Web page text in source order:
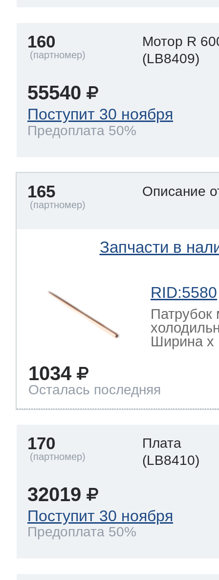
160
Мотор R
(LB8409)
55540
Поступит 30 ноября
Предоплата 50%
165 Описание
Запчасти в
RID:5580
Патрубок
Ширина х
1034
Осталась последняя
170
Плата
(LB8410)
32019
Поступит 30 ноября
Предоплата 50%